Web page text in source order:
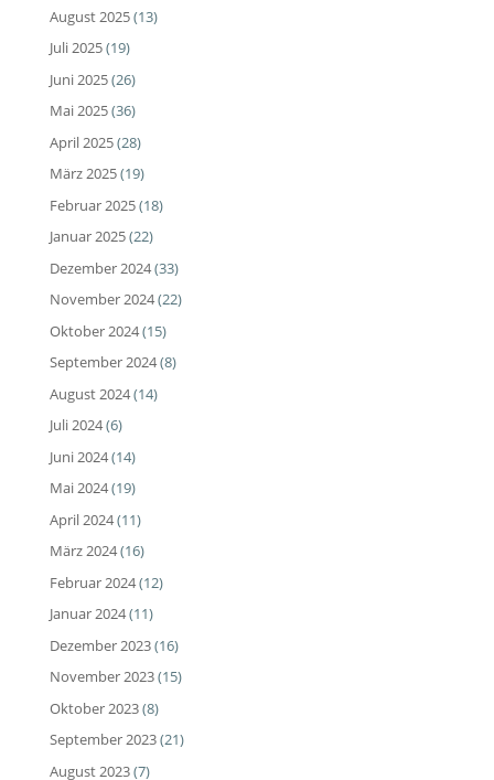
August 2025(13)
Juli 2025(19)
Juni 2025(26)
Mai 2025(36)
April 2025(28)
März 2025(19)
Februar 2025(18)
Januar 2025(22)
Dezember 2024(33)
November 2024(22)
Oktober 2024(15)
September 2024(8)
August 2024(14)
Juli 2024(6)
Juni 2024(14)
Mai 2024(19)
April 2024(11)
März 2024(16)
Februar 2024(12)
Januar 2024(11)
Dezember 2023(16)
November 2023(15)
Oktober 2023(8)
September 2023(21)
August 2023(7)